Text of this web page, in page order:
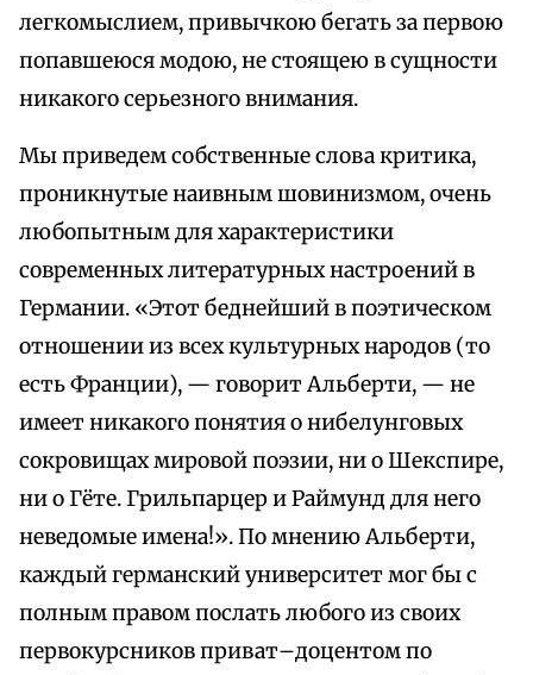
легкомыслием, привычкою бегать за первою
попавшеюся модою, не стоящею в сущности
никакого серьезного внимания.
Мы приведем собственные слова критика,
проникнутые наивным шовинизмом, очень
любопытным для характеристики
современных литературных настроений в
Германии. «Этот беднейший в поэтическом
отношении из всех культурных народов (то
есть Франции), — говорит Альберти, — не
имеет никакого понятия о нибелунговых
сокровищах мировой поэзии, ни о Шекспире,
ни о Гёте. Грильпарцер и Раймунд для него
неведомые имена!». По мнению Альберти,
каждый германский университет мог бы с
полным правом послать любого из своих
первокурсников приват–доцентом по